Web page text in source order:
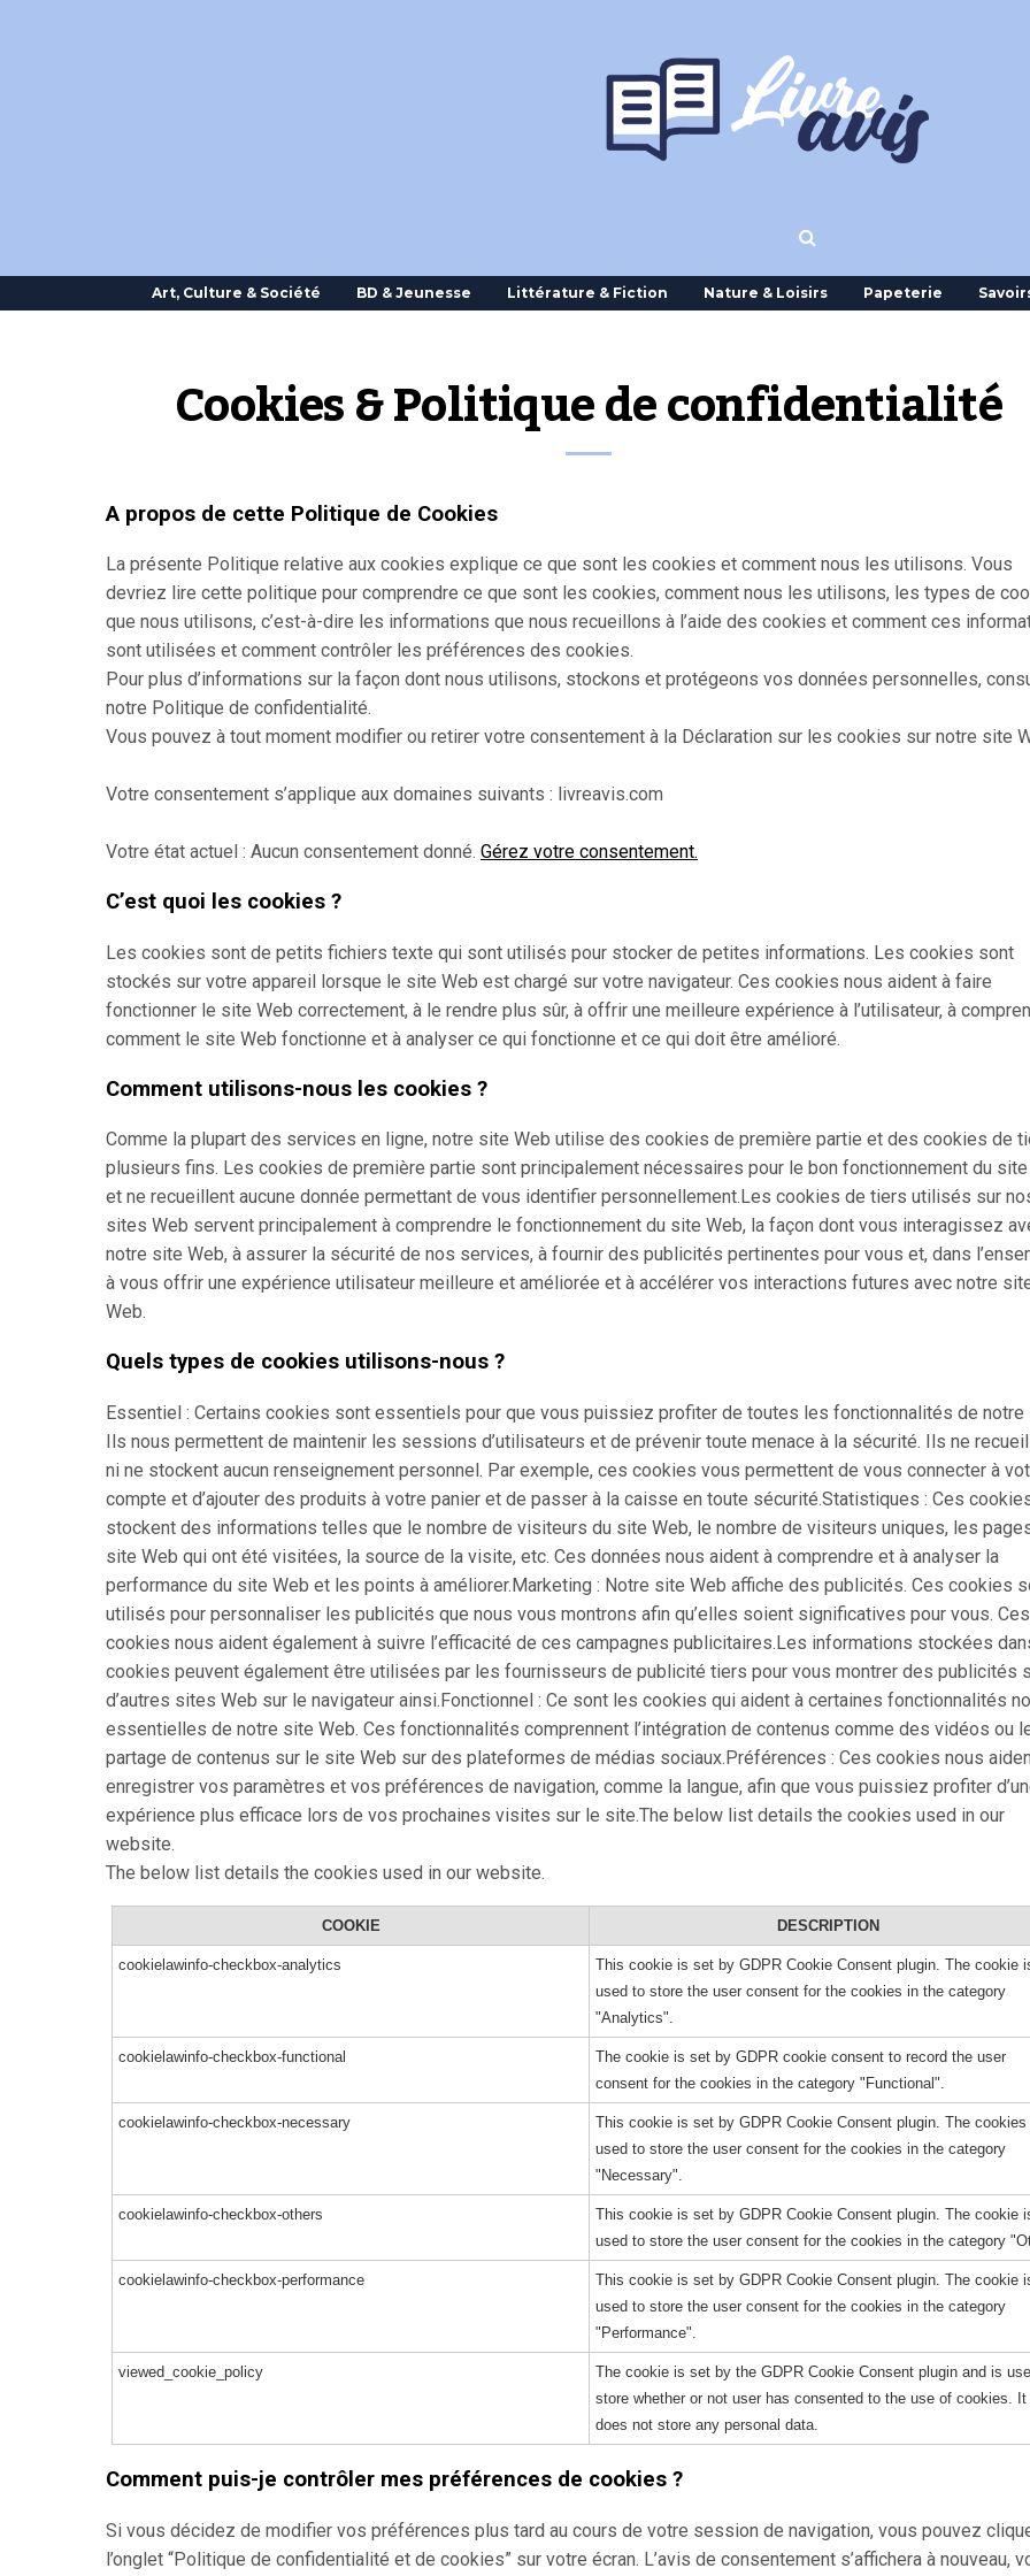
Art, Culture & Société BD & Jeunesse Littérature & Fiction Nature & Loisirs Papeterie
Cookies & Politique de confidentialité
A propos de cette Politique de Cookies
La présente Politique relative aux cookies explique ce que sont les cookies et comment nous les utilisons. Vous
devriez lire cette politique pour comprendre ce que sont les cookies, comment nous les utilisons, les types de
que nous utilisons, c’est-à-dire les informations que nous recueillons à l’aide des cookies et comment ces
sont utilisées et comment contrôler les préférences des cookies.
Pour plus d’informations sur la façon dont nous utilisons, stockons et protégeons vos données personnelles,
notre Politique de confidentialité.
Vous pouvez à tout moment modifier ou retirer votre consentement à la Déclaration sur les cookies sur notre site
Votre consentement s’applique aux domaines suivants : livreavis.com
Votre état actuel : Aucun consentement donné. Gérez votre consentement.
C’est quoi les cookies ?
Les cookies sont de petits fichiers texte qui sont utilisés pour stocker de petites informations. Les cookies sont
stockés sur votre appareil lorsque le site Web est chargé sur votre navigateur. Ces cookies nous aident à faire
fonctionner le site Web correctement, à le rendre plus sûr, à offrir une meilleure expérience à l’utilisateur, à
comment le site Web fonctionne et à analyser ce qui fonctionne et ce qui doit être amélioré.
Comment utilisons-nous les cookies ?
Comme la plupart des services en ligne, notre site Web utilise des cookies de première partie et des cookies de
plusieurs fins. Les cookies de première partie sont principalement nécessaires pour le bon fonctionnement du site
et ne recueillent aucune donnée permettant de vous identifier personnellement.Les cookies de tiers utilisés sur
sites Web servent principalement à comprendre le fonctionnement du site Web, la façon dont vous interagissez
notre site Web, à assurer la sécurité de nos services, à fournir des publicités pertinentes pour vous et, dans
à vous offrir une expérience utilisateur meilleure et améliorée et à accélérer vos interactions futures avec notre
Web.
Quels types de cookies utilisons-nous ?
Essentiel : Certains cookies sont essentiels pour que vous puissiez profiter de toutes les fonctionnalités de notre
Ils nous permettent de maintenir les sessions d’utilisateurs et de prévenir toute menace à la sécurité. Ils ne
ni ne stockent aucun renseignement personnel. Par exemple, ces cookies vous permettent de vous connecter à
compte et d’ajouter des produits à votre panier et de passer à la caisse en toute sécurité.Statistiques : Ces
stockent des informations telles que le nombre de visiteurs du site Web, le nombre de visiteurs uniques, les
site Web qui ont été visitées, la source de la visite, etc. Ces données nous aident à comprendre et à analyser la
performance du site Web et les points à améliorer.Marketing : Notre site Web affiche des publicités. Ces cookies
utilisés pour personnaliser les publicités que nous vous montrons afin qu’elles soient significatives pour vous. Ces
cookies nous aident également à suivre l’efficacité de ces campagnes publicitaires.Les informations stockées
cookies peuvent également être utilisées par les fournisseurs de publicité tiers pour vous montrer des publicités
d’autres sites Web sur le navigateur ainsi.Fonctionnel : Ce sont les cookies qui aident à certaines fonctionnalités
essentielles de notre site Web. Ces fonctionnalités comprennent l’intégration de contenus comme des vidéos ou
partage de contenus sur le site Web sur des plateformes de médias sociaux.Préférences : Ces cookies nous
enregistrer vos paramètres et vos préférences de navigation, comme la langue, afin que vous puissiez profiter
expérience plus efficace lors de vos prochaines visites sur le site.The below list details the cookies used in our
website.
The below list details the cookies used in our website.
COOKIE DESCRIPTION
cookielawinfo-checkbox-analytics
This cookie is set by GDPR Cookie Consent plugin. The cookie
used to store the user consent for the cookies in the category
"Analytics".
cookielawinfo-checkbox-functional
The cookie is set by GDPR cookie consent to record the user
consent for the cookies in the category "Functional".
cookielawinfo-checkbox-necessary
This cookie is set by GDPR Cookie Consent plugin. The cookies
used to store the user consent for the cookies in the category
"Necessary".
cookielawinfo-checkbox-others
This cookie is set by GDPR Cookie Consent plugin. The cookie
used to store the user consent for the cookies in the category
cookielawinfo-checkbox-performance
This cookie is set by GDPR Cookie Consent plugin. The cookie
used to store the user consent for the cookies in the category
"Performance".
viewed_cookie_policy
The cookie is set by the GDPR Cookie Consent plugin and is
store whether or not user has consented to the use of cookies. It
does not store any personal data.
Comment puis-je contrôler mes préférences de cookies ?
Si vous décidez de modifier vos préférences plus tard au cours de votre session de navigation, vous pouvez
l’onglet “Politique de confidentialité et de cookies” sur votre écran. L’avis de consentement s’affichera à nouveau,